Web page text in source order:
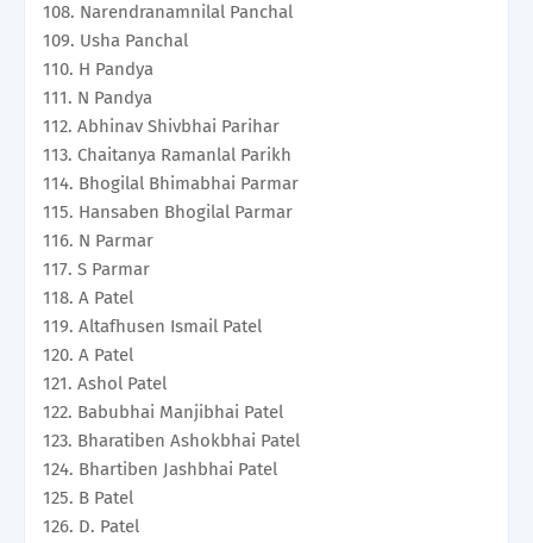
108. Narendranamnilal Panchal
109. Usha Panchal
110. H Pandya
111. N Pandya
112. Abhinav Shivbhai Parihar
113. Chaitanya Ramanlal Parikh
114. Bhogilal Bhimabhai Parmar
115. Hansaben Bhogilal Parmar
116. N Parmar
117. S Parmar
118. A Patel
119. Altafhusen Ismail Patel
120. A Patel
121. Ashol Patel
122. Babubhai Manjibhai Patel
123. Bharatiben Ashokbhai Patel
124. Bhartiben Jashbhai Patel
125. B Patel
126. D. Patel